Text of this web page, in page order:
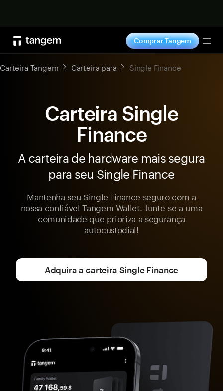
Comprar Tangem
Carteira Tangem Carteira para Single Finance
Carteira Single
Finance
A carteira de hardware mais segura
para seu Single Finance
Mantenha seu Single Finance seguro com a
nossa confiável Tangem Wallet. Junte-se a uma
comunidade que prioriza a segurança
autocustodial!
Adquira a carteira Single Finance